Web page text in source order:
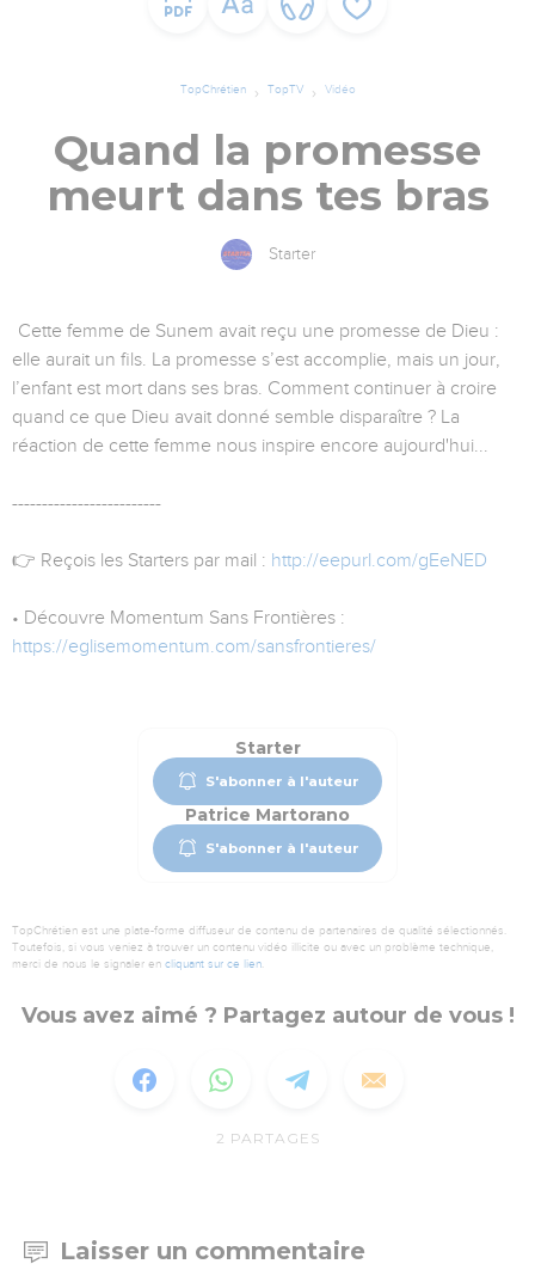
TopChrétien TopTV Vidéo
Quand la promesse
meurt dans tes bras
Starter
Cette femme de Sunem avait reçu une promesse de Dieu :
elle aurait un fils. La promesse s’est accomplie, mais un jour,
l’enfant est mort dans ses bras. Comment continuer à croire
quand ce que Dieu avait donné semble disparaître ? La
réaction de cette femme nous inspire encore aujourd'hui...
-------------------------
👉 Reçois les Starters par mail : http://eepurl.com/gEeNED
• Découvre Momentum Sans Frontières :
https://eglisemomentum.com/sansfrontieres/
Starter
S'abonner à l'auteur
Patrice Martorano
S'abonner à l'auteur
TopChrétien est une plate-forme diffuseur de contenu de partenaires de qualité sélectionnés.
Toutefois, si vous veniez à trouver un contenu vidéo illicite ou avec un problème technique,
merci de nous le signaler en cliquant sur ce lien.
Vous avez aimé ? Partagez autour de vous !
2 PARTAGES
Laisser un commentaire